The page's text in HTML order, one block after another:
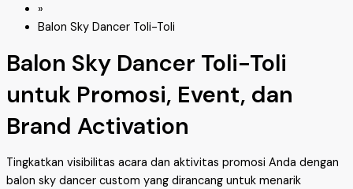
»
Balon Sky Dancer Toli-Toli
Balon Sky Dancer Toli-Toli
untuk Promosi, Event, dan
Brand Activation
Tingkatkan visibilitas acara dan aktivitas promosi Anda dengan
balon sky dancer custom yang dirancang untuk menarik